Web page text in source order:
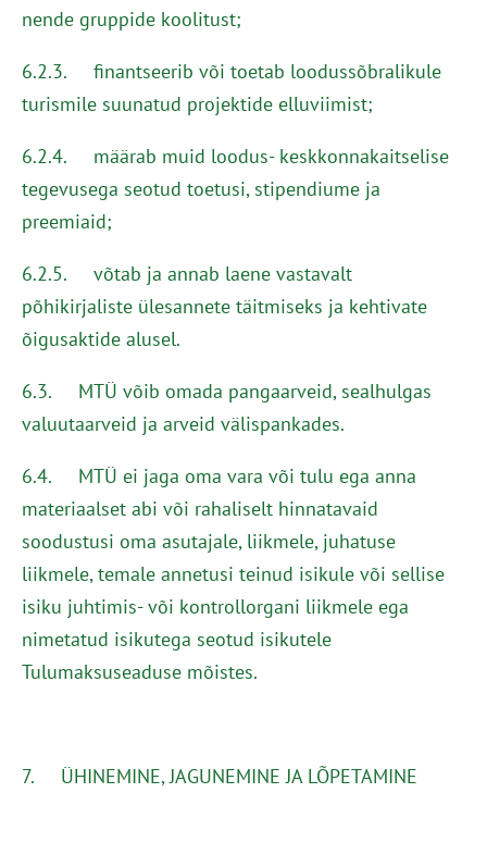
nende gruppide koolitust;
6.2.3. finantseerib või toetab loodussõbralikule
turismile suunatud projektide elluviimist;
6.2.4. määrab muid loodus- keskkonnakaitselise
tegevusega seotud toetusi, stipendiume ja
preemiaid;
6.2.5. võtab ja annab laene vastavalt
põhikirjaliste ülesannete täitmiseks ja kehtivate
õigusaktide alusel.
6.3. MTÜ võib omada pangaarveid, sealhulgas
valuutaarveid ja arveid välispankades.
6.4. MTÜ ei jaga oma vara või tulu ega anna
materiaalset abi või rahaliselt hinnatavaid
soodustusi oma asutajale, liikmele, juhatuse
liikmele, temale annetusi teinud isikule või sellise
isiku juhtimis- või kontrollorgani liikmele ega
nimetatud isikutega seotud isikutele
Tulumaksuseaduse mõistes.
7. ÜHINEMINE, JAGUNEMINE JA LÕPETAMINE